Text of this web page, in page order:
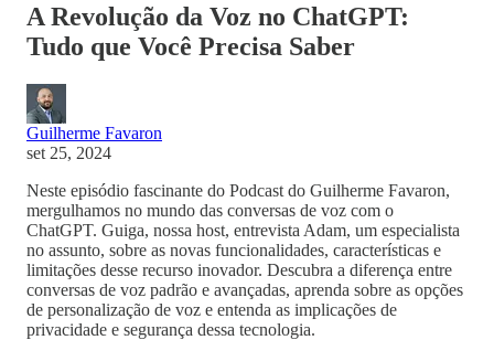
A Revolução da Voz no ChatGPT:
Tudo que Você Precisa Saber
Guilherme Favaron
set 25, 2024
Neste episódio fascinante do Podcast do Guilherme Favaron,
mergulhamos no mundo das conversas de voz com o
ChatGPT. Guiga, nossa host, entrevista Adam, um especialista
no assunto, sobre as novas funcionalidades, características e
limitações desse recurso inovador. Descubra a diferença entre
conversas de voz padrão e avançadas, aprenda sobre as opções
de personalização de voz e entenda as implicações de
privacidade e segurança dessa tecnologia.